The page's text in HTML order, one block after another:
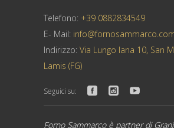
Telefono: +39 0882834549
E- Mail:
Indirizzo: Via Lungo Iana 10, San
Lamis (FG)
Seguici su:
Forno Sammarco è partner di